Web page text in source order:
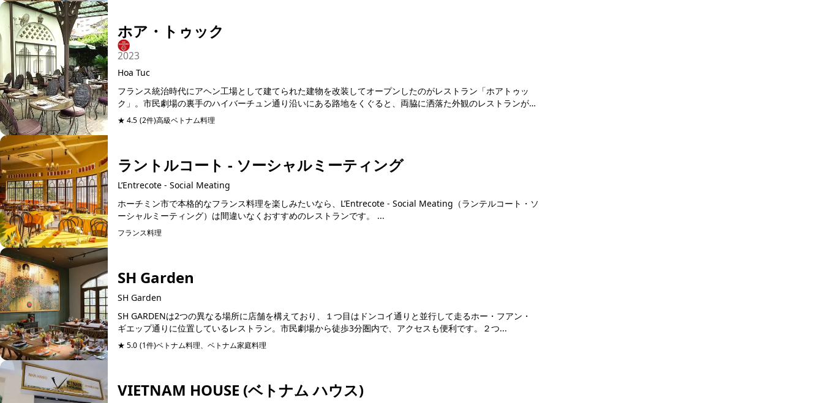
ホア・トゥック
2023
Hoa Tuc
フランス統治時代にアヘン工場として建てられた建物を改装してオープンしたのがレストラン「ホアトゥッ
ク」。市民劇場の裏手のハイバーチュン通り沿いにある路地をくぐると、両脇に洒落た外観のレストランが
複...
★ 4.5 (2件)高級ベトナム料理
ラントルコート - ソーシャルミーティング
L’Entrecote - Social Meating
ホーチミン市で本格的なフランス料理を楽しみたいなら、L’Entrecote - Social Meating（ランテルコート・ソ
ーシャルミーティング）は間違いなくおすすめのレストランです。 ...
フランス料理
SH Garden
SH Garden
SH GARDENは2つの異なる場所に店舗を構えており、１つ目はドンコイ通りと並行して走るホー・フアン・
ギエップ通りに位置しているレストラン。市民劇場から徒歩3分圏内で、アクセスも便利です。２つ...
★ 5.0 (1件)ベトナム料理、ベトナム家庭料理
VIETNAM HOUSE (ベトナム ハウス)